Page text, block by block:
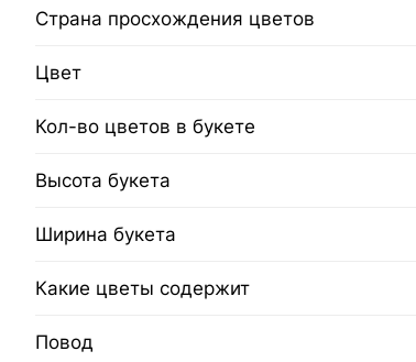
Страна просхождения цветов
Цвет
Кол-во цветов в букете
Высота букета
Ширина букета
Какие цветы содержит
Повод